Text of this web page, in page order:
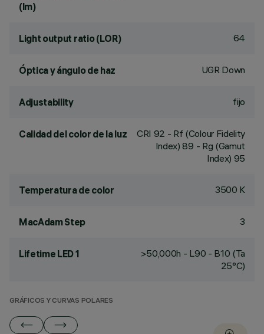
(lm)
Light output ratio (LOR) 64
Óptica y ángulo de haz UGR Down
Adjustability fijo
Calidad del color de la luz CRI 92 - Rf (Colour Fidelity
Index) 89 - Rg (Gamut
Index) 95
Temperatura de color 3500 K
MacAdam Step 3
Lifetime LED 1
>50,000h - L90 - B10 (Ta
25°C)
GRÁFICOS Y CURVAS POLARES